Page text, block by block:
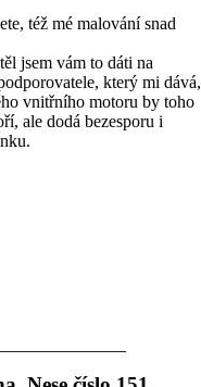
též mé malování snad
jsem vám to dáti na
který mi dává,
vnitřního motoru by toho
ale dodá bezesporu i